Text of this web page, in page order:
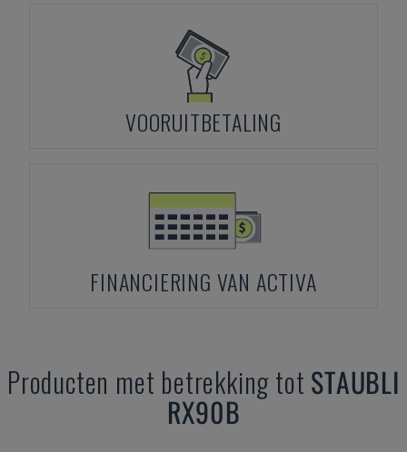
VOORUITBETALING
FINANCIERING VAN ACTIVA
Producten met betrekking tot STAUBLI
RX90B